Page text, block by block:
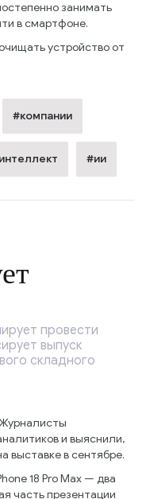
занимать
в смартфоне.
устройство от
#компании
#ии
провести
выпуск
складного
и выяснили,
выставке в сентябре.
18 Pro Max — два
часть презентации